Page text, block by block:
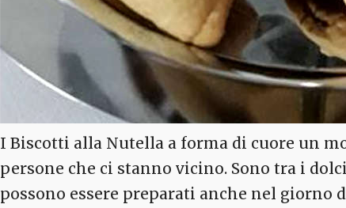
I Biscotti alla Nutella a forma di cuore un
persone che ci stanno vicino. Sono tra i
possono essere preparati anche nel giorno